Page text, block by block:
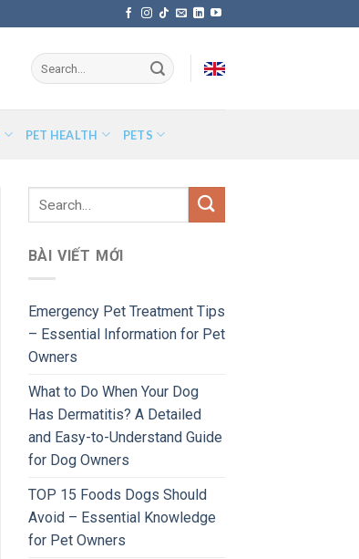
PET HEALTH PETS
BÀI VIẾT MỚI
Emergency Pet Treatment Tips
– Essential Information for Pet
Owners
What to Do When Your Dog
Has Dermatitis? A Detailed
and Easy-to-Understand Guide
for Dog Owners
TOP 15 Foods Dogs Should
Avoid – Essential Knowledge
for Pet Owners